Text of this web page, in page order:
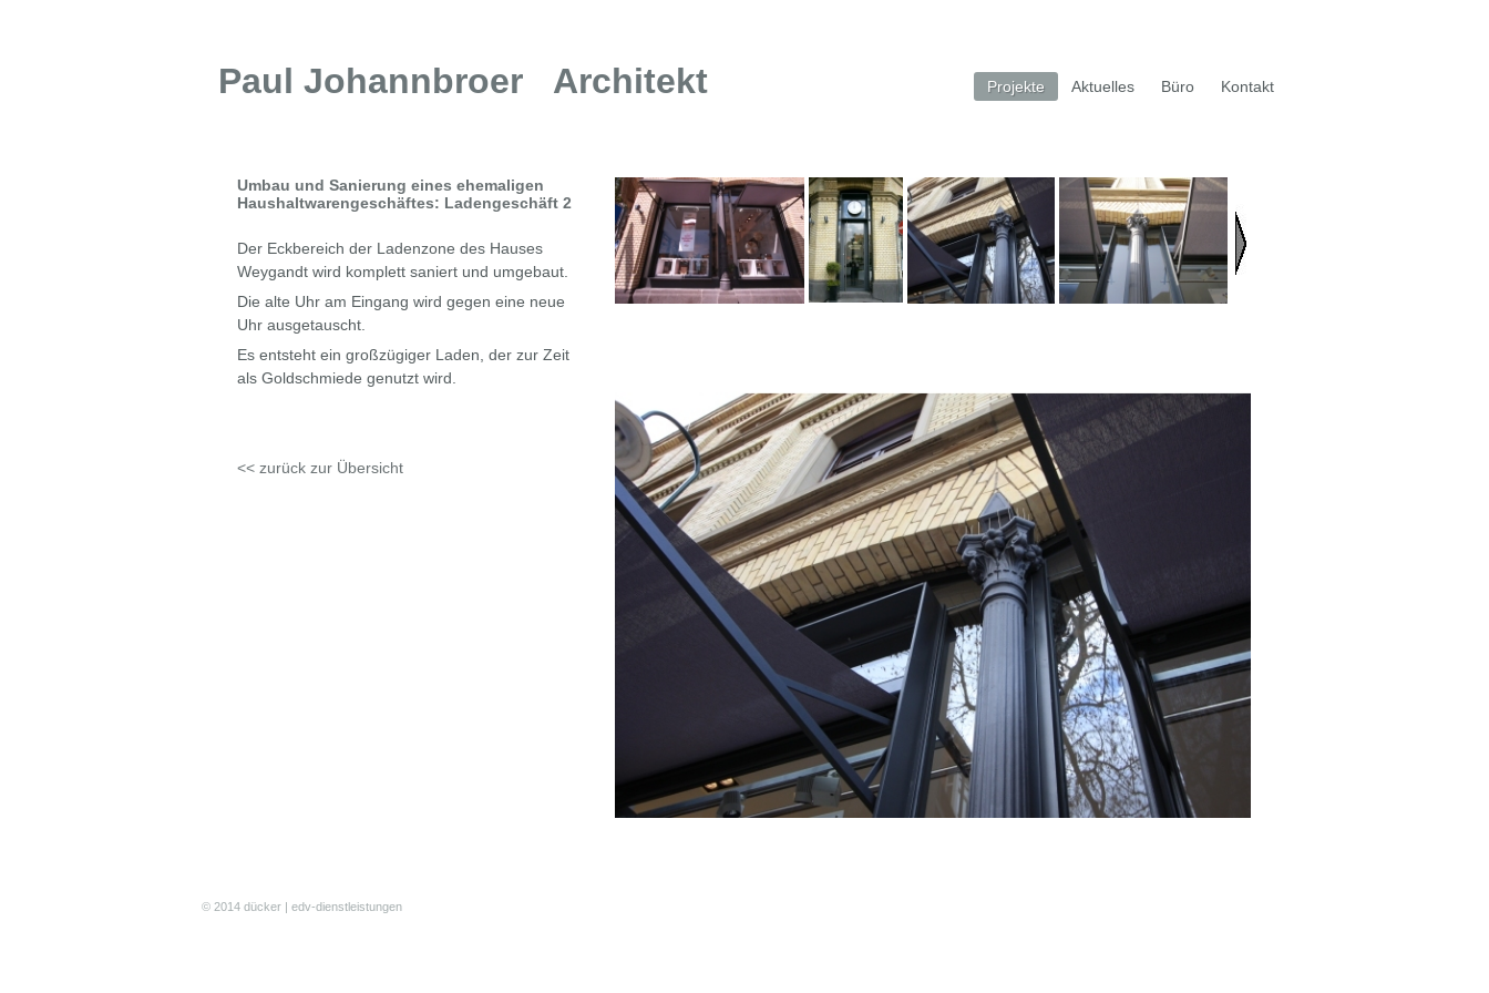
Paul Johannbroer Architekt Projekte Aktuelles Büro Kontakt
Umbau und Sanierung eines ehemaligen
Haushaltwarengeschäftes: Ladengeschäft 2
Der Eckbereich der Ladenzone des Hauses
Weygandt wird komplett saniert und umgebaut.
Die alte Uhr am Eingang wird gegen eine neue
Uhr ausgetauscht.
Es entsteht ein großzügiger Laden, der zur Zeit
als Goldschmiede genutzt wird.
<< zurück zur Übersicht
© 2014 dücker | edv-dienstleistungen